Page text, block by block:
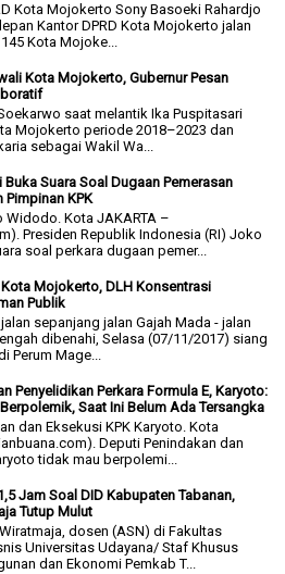
Kota Mojokerto Sony Basoeki Rahardjo
Kantor DPRD Kota Mojokerto jalan
Kota Mojoke...
Kota Mojokerto, Gubernur Pesan
saat melantik Ika Puspitasari
Mojokerto periode 2018–2023 dan
sebagai Wakil Wa...
Suara Soal Dugaan Pemerasan
Pimpinan KPK
Widodo. Kota JAKARTA –
Presiden Republik Indonesia (RI) Joko
soal perkara dugaan pemer...
Mojokerto, DLH Konsentrasi
Publik
sepanjang jalan Gajah Mada - jalan
dibenahi, Selasa (07/11/2017) siang
Perum Mage...
Penyelidikan Perkara Formula E, Karyoto:
Saat Ini Belum Ada Tersangka
dan Eksekusi KPK Karyoto. Kota
Deputi Penindakan dan
tidak mau berpolemi...
Jam Soal DID Kabupaten Tabanan,
Tutup Mulut
dosen (ASN) di Fakultas
Universitas Udayana/ Staf Khusus
dan Ekonomi Pemkab T...